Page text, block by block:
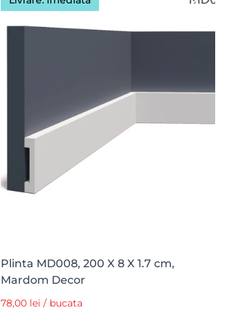
Plinta MD008, 200 X 8 X 1.7 cm,
Mardom Decor
78,00 lei / bucata